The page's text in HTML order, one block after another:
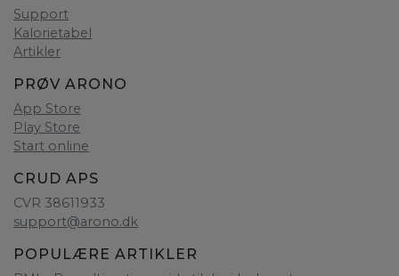
Support
Kalorietabel
Artikler
PRØV ARONO
App Store
Play Store
Start online
CRUD APS
CVR 38611933
support@arono.dk
POPULÆRE ARTIKLER